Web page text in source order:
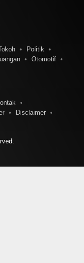
Politik
Otomotif
Disclaimer